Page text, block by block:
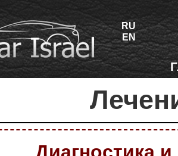
RU
EN